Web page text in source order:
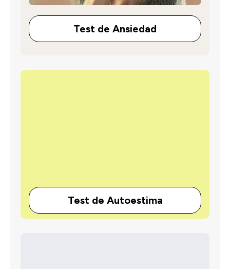
Test de Ansiedad
Test de Autoestima